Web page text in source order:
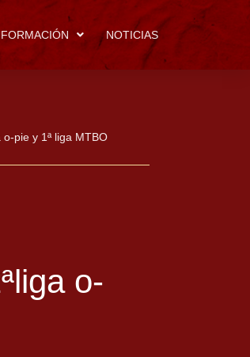
FORMACIÓN NOTICIAS
pie y 1ª liga MTBO
o-